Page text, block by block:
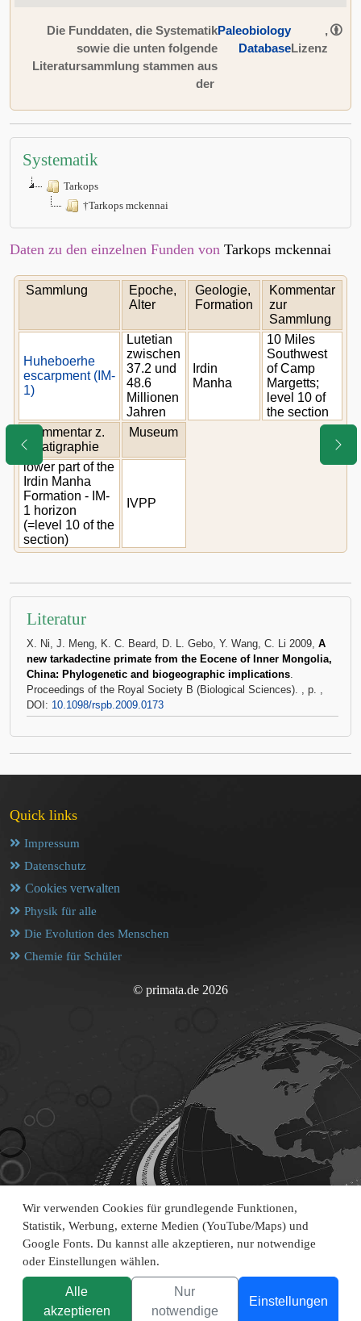
Wir verwenden Cookies für grundlegende Funktionen,
Statistik, Werbung, externe Medien (YouTube/Maps) und
Google Fonts. Du kannst alle akzeptieren, nur notwendige
oder Einstellungen wählen.
Alle
akzeptieren
Nur
notwendige
Einstellungen
Die Funddaten, die Systematik
sowie die unten folgende
Literatursammlung stammen aus
der
Paleobiology
Database
,
Lizenz
Systematik
Tarkops
†Tarkops mckennai
Daten zu den einzelnen Funden von Tarkops mckennai
Sammlung
Epoche,
Alter
Geologie,
Formation
Kommentar
zur
Sammlung
Huheboerhe
escarpment (IM-
1)
Lutetian
zwischen
37.2 und
48.6
Millionen
Jahren
Irdin
Manha
10 Miles
Southwest
of Camp
Margetts;
level 10 of
the section
Kommentar z.
Stratigraphie
Museum
lower part of the
Irdin Manha
Formation - IM-
1 horizon
(=level 10 of the
section)
IVPP
Literatur
X. Ni, J. Meng, K. C. Beard, D. L. Gebo, Y. Wang, C. Li 2009, A
new tarkadectine primate from the Eocene of Inner Mongolia,
China: Phylogenetic and biogeographic implications.
Proceedings of the Royal Society B (Biological Sciences). , p. ,
DOI: 10.1098/rspb.2009.0173
Quick links
Impressum
Datenschutz
Cookies verwalten
Physik für alle
Die Evolution des Menschen
Chemie für Schüler
© primata.de 2026